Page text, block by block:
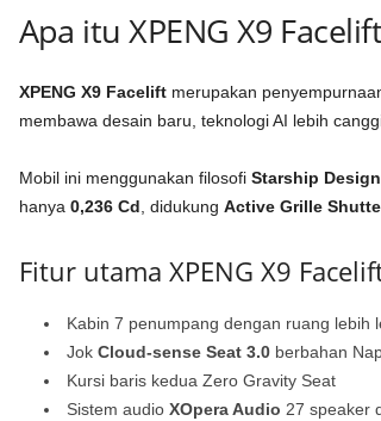
Apa itu XPENG X9
XPENG X9 Faceliftmerupakan
membawa desain baru, teknologi AI lebih
Mobil ini menggunakan filosofi Starship
hanya 0,236 Cd , didukung Active Grille
Fitur utama XPENG X9
Kabin 7 penumpang dengan ruang lebih
Jok Cloud-sense Seat 3.0berbahan
Kursi baris kedua Zero Gravity Seat
Sistem audio XOpera Audio 27 speaker